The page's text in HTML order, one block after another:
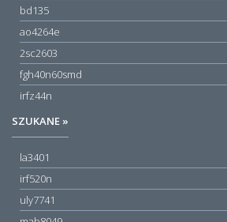
bd135
ao4264e
2sc2603
fgh40n60smd
irfz44n
SZUKANE »
la3401
irf520n
uly7741